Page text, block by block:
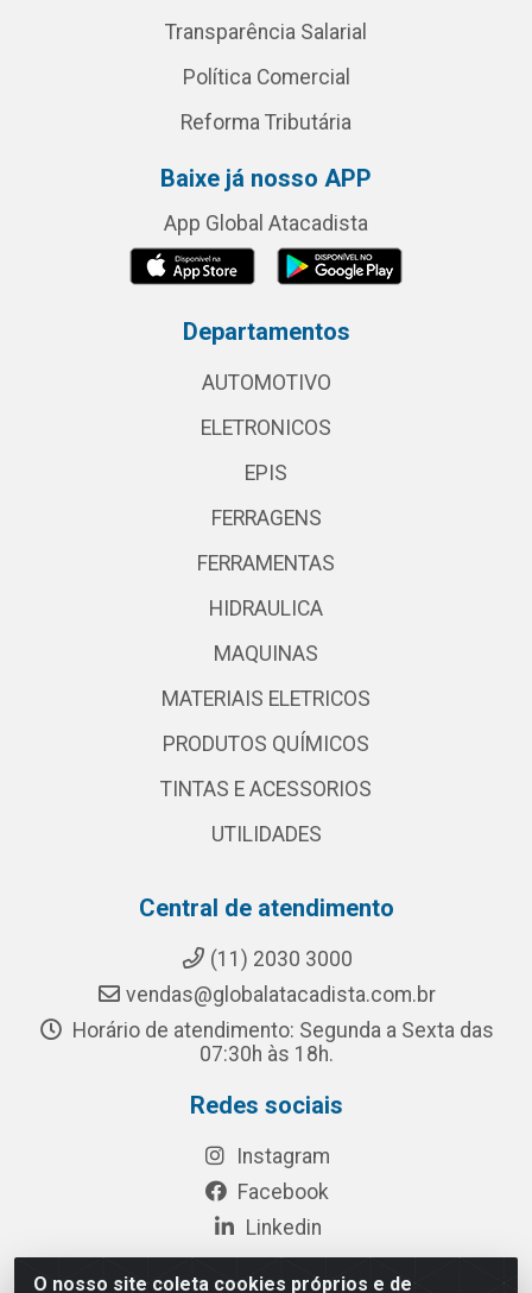
O nosso site coleta cookies próprios e de
Transparência Salarial
Política Comercial
Reforma Tributária
Baixe já nosso APP
App Global Atacadista
Departamentos
AUTOMOTIVO
ELETRONICOS
EPIS
FERRAGENS
FERRAMENTAS
HIDRAULICA
MAQUINAS
MATERIAIS ELETRICOS
PRODUTOS QUÍMICOS
TINTAS E ACESSORIOS
UTILIDADES
Central de atendimento
(11) 2030 3000
vendas@globalatacadista.com.br
Horário de atendimento: Segunda a Sexta das
07:30h às 18h.
Redes sociais
Instagram
Facebook
Linkedin